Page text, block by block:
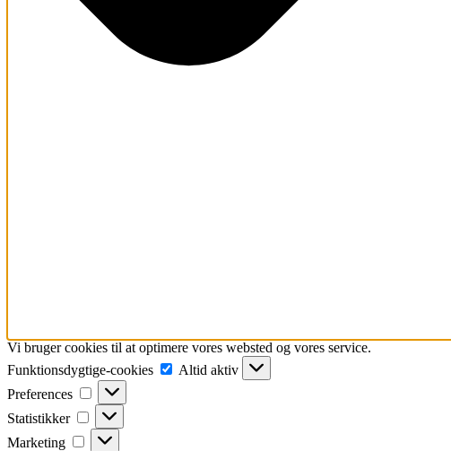
Vi bruger cookies til at optimere vores websted og vores service.
Funktionsdygtige-cookies
Funktionsdygtige-
cookies
Altid aktiv
Preferences
Preferences
Statistikker Statistikker
Marketing Marketing